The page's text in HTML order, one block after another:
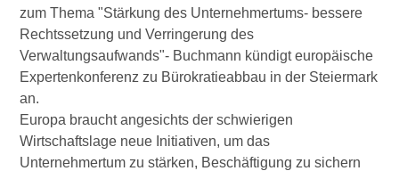
zum Thema "Stärkung des Unternehmertums- bessere
Rechtssetzung und Verringerung des
Verwaltungsaufwands"- Buchmann kündigt europäische
Expertenkonferenz zu Bürokratieabbau in der Steiermark
an.
Europa braucht angesichts der schwierigen
Wirtschaftslage neue Initiativen, um das
Unternehmertum zu stärken, Beschäftigung zu sichern